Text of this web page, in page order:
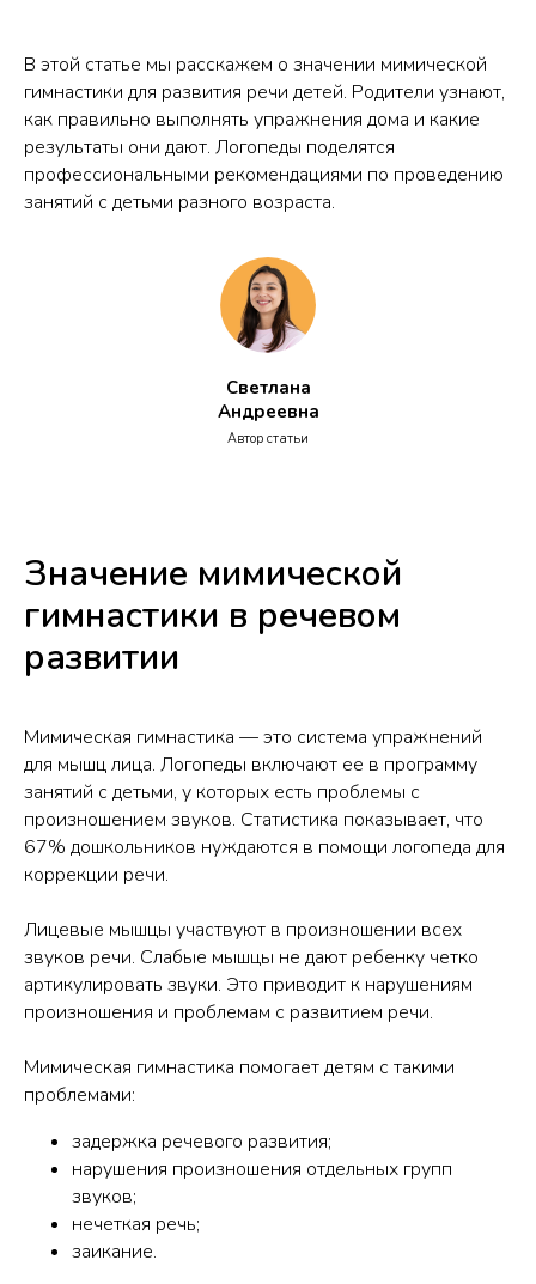
В этой статье мы расскажем о значении мимической
гимнастики для развития речи детей. Родители узнают,
как правильно выполнять упражнения дома и какие
результаты они дают. Логопеды поделятся
профессиональными рекомендациями по проведению
занятий с детьми разного возраста.
Светлана
Андреевна
Автор статьи
Значение мимической
гимнастики в речевом
развитии
Мимическая гимнастика — это система упражнений
для мышц лица. Логопеды включают ее в программу
занятий с детьми, у которых есть проблемы с
произношением звуков. Статистика показывает, что
67% дошкольников нуждаются в помощи логопеда для
коррекции речи.
Лицевые мышцы участвуют в произношении всех
звуков речи. Слабые мышцы не дают ребенку четко
артикулировать звуки. Это приводит к нарушениям
произношения и проблемам с развитием речи.
Мимическая гимнастика помогает детям с такими
проблемами:
задержка речевого развития;
нарушения произношения отдельных групп
звуков;
нечеткая речь;
заикание.